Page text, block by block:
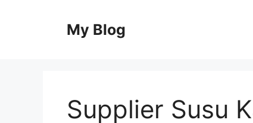
My Blog
Supplier Susu